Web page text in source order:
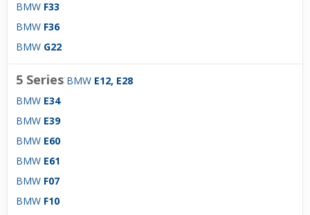
BMW F33
BMW F36
BMW G22
5 Series BMW E12, E28
BMW E34
BMW E39
BMW E60
BMW E61
BMW F07
BMW F10